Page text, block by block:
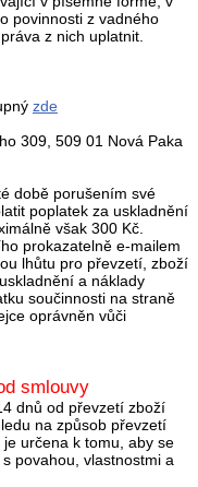
povinnosti z vadného
z nich uplatnit.
zde
309, 509 01 Nová Paka
době porušením své
poplatek za uskladnění
však 300 Kč.
prokazatelně e-mailem
lhůtu pro převzetí, zboží
a náklady
součinnosti na straně
oprávněn vůči
smlouvy
dnů od převzetí zboží
na způsob převzetí
určena k tomu, aby se
povahou, vlastnostmi a